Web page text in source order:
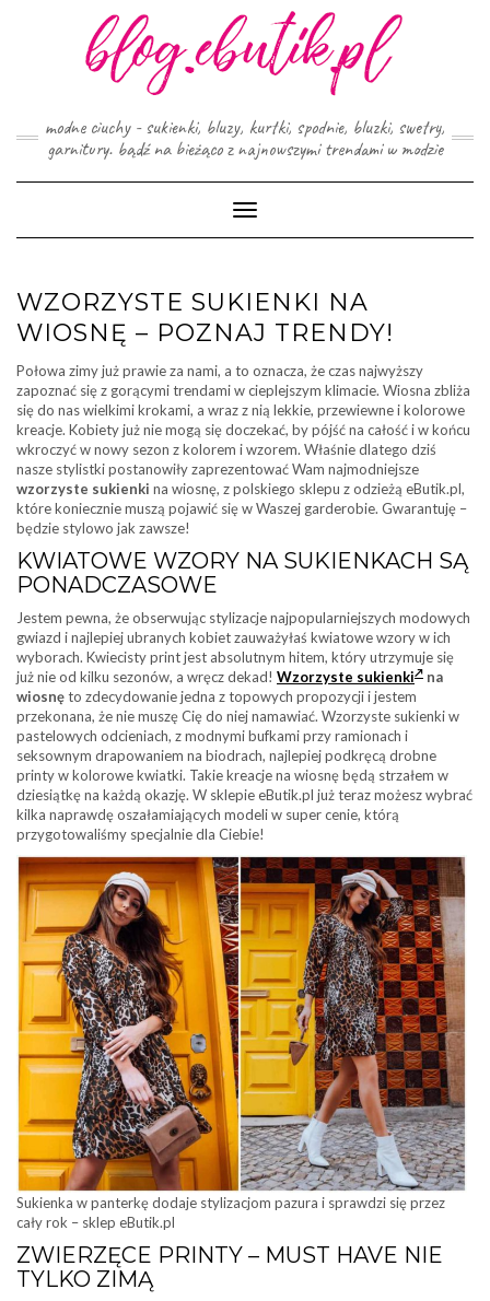
modne ciuchy - sukienki, bluzy, kurtki, spodnie, bluzki, swetry,
garnitury. bądź na bieżąco z najnowszymi trendami w modzie
Toggle
Navigation
WZORZYSTE SUKIENKI NA
WIOSNĘ – POZNAJ TRENDY!
Połowa zimy już prawie za nami, a to oznacza, że czas najwyższy
zapoznać się z gorącymi trendami w cieplejszym klimacie. Wiosna zbliża
się do nas wielkimi krokami, a wraz z nią lekkie, przewiewne i kolorowe
kreacje. Kobiety już nie mogą się doczekać, by pójść na całość i w końcu
wkroczyć w nowy sezon z kolorem i wzorem. Właśnie dlatego dziś
nasze stylistki postanowiły zaprezentować Wam najmodniejsze
wzorzyste sukienki na wiosnę, z polskiego sklepu z odzieżą eButik.pl,
które koniecznie muszą pojawić się w Waszej garderobie. Gwarantuję –
będzie stylowo jak zawsze!
KWIATOWE WZORY NA SUKIENKACH SĄ
PONADCZASOWE
Jestem pewna, że obserwując stylizacje najpopularniejszych modowych
gwiazd i najlepiej ubranych kobiet zauważyłaś kwiatowe wzory w ich
wyborach. Kwiecisty print jest absolutnym hitem, który utrzymuje się
już nie od kilku sezonów, a wręcz dekad! Wzorzyste sukienki
na
wiosnęto zdecydowanie jedna z topowych propozycji i jestem
przekonana, że nie muszę Cię do niej namawiać. Wzorzyste sukienki w
pastelowych odcieniach, z modnymi bufkami przy ramionach i
seksownym drapowaniem na biodrach, najlepiej podkręcą drobne
printy w kolorowe kwiatki. Takie kreacje na wiosnę będą strzałem w
dziesiątkę na każdą okazję. W sklepie eButik.pl już teraz możesz wybrać
kilka naprawdę oszałamiających modeli w super cenie, którą
przygotowaliśmy specjalnie dla Ciebie!
Sukienka w panterkę dodaje stylizacjom pazura i sprawdzi się przez
cały rok – sklep eButik.pl
ZWIERZĘCE PRINTY – MUST HAVE NIE
TYLKO ZIMĄ